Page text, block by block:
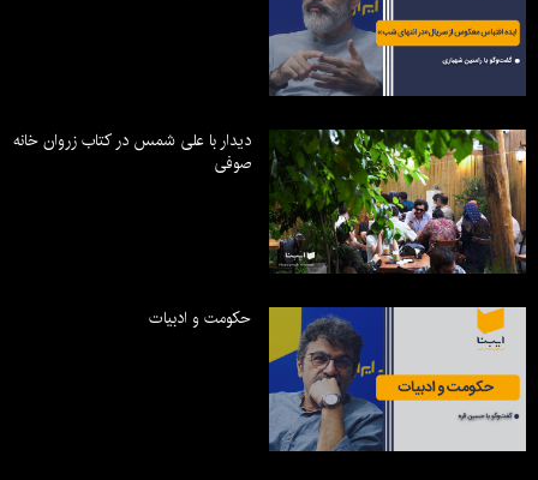
دیدار با علی شمس در کتاب زروان خانه
صوفی
حکومت و ادبیات